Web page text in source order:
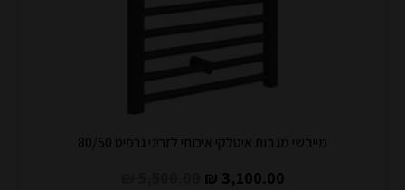
מייבשי מגבות איטלקי איכותי לזריני גרפיט 80/50
3,100.00 ₪